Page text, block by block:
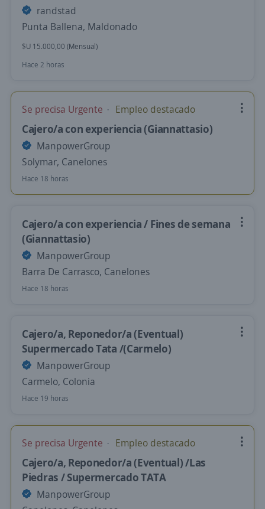
randstad
Punta Ballena, Maldonado
$U 15.000,00 (Mensual)
Hace 2 horas
Se precisa Urgente Empleo destacado
Cajero/a con experiencia (Giannattasio)
ManpowerGroup
Solymar, Canelones
Hace 18 horas
Cajero/a con experiencia / Fines de semana
(Giannattasio)
ManpowerGroup
Barra De Carrasco, Canelones
Hace 18 horas
Cajero/a, Reponedor/a (Eventual)
Supermercado Tata /(Carmelo)
ManpowerGroup
Carmelo, Colonia
Hace 19 horas
Se precisa Urgente Empleo destacado
Cajero/a, Reponedor/a (Eventual) /Las
Piedras / Supermercado TATA
ManpowerGroup